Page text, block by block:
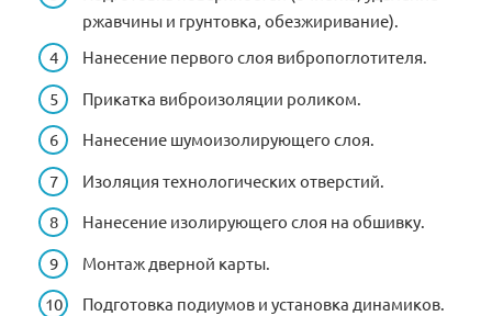
ржавчины и грунтовка, обезжиривание).
Нанесение первого слоя вибропоглотителя.
Прикатка виброизоляции роликом.
Нанесение шумоизолирующего слоя.
Изоляция технологических отверстий.
Нанесение изолирующего слоя на обшивку.
Монтаж дверной карты.
Подготовка подиумов и установка динамиков.